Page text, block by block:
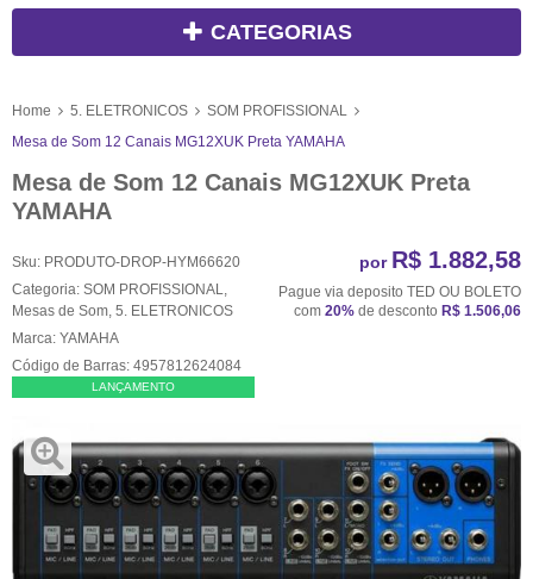
CATEGORIAS
Home 5. ELETRONICOS
SOM PROFISSIONAL
Mesa de Som 12 Canais MG12XUK Preta YAMAHA
Mesa de Som 12 Canais MG12XUK Preta
YAMAHA
Sku: PRODUTO-DROP-HYM66620
Categoria: SOM PROFISSIONAL
Mesas de Som 5. ELETRONICOS
Marca: YAMAHA
Código de Barras: 4957812624084
LANÇAMENTO
por R$ 1.882,58
Pague via deposito TED OU BOLETO
com 20% de desconto R$ 1.506,06